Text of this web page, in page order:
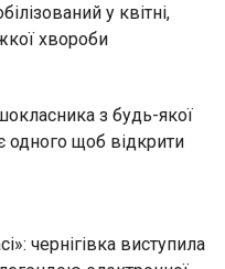
у квітні,
хвороби
з будь-якої
одного щоб відкрити
чернігівка виступила